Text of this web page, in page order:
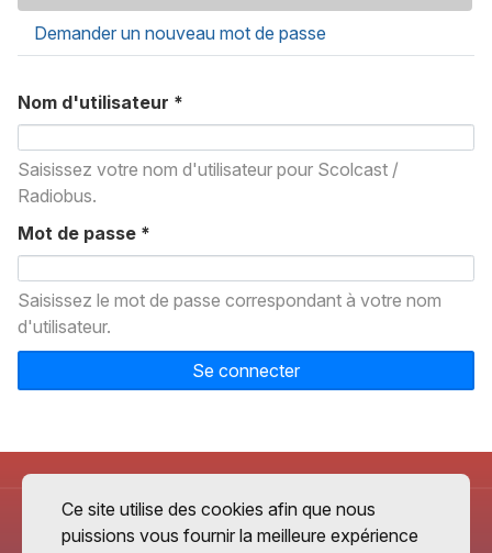
Demander un nouveau mot de passe
Nom d'utilisateur *
Saisissez votre nom d'utilisateur pour Scolcast /
Radiobus.
Mot de passe *
Saisissez le mot de passe correspondant à votre nom
d'utilisateur.
Se connecter
Ce site utilise des cookies afin que nous
puissions vous fournir la meilleure expérience